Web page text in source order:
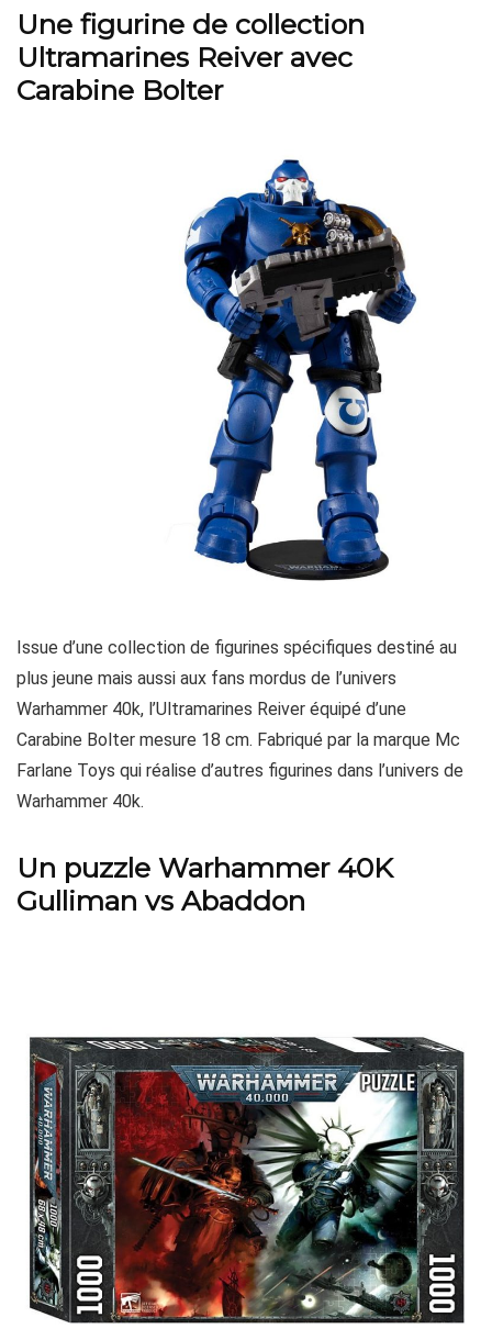
Une figurine de collection
Ultramarines Reiver avec
Carabine Bolter
Issue d’une collection de figurines spécifiques destiné au
plus jeune mais aussi aux fans mordus de l’univers
Warhammer 40k, l’Ultramarines Reiver équipé d’une
Carabine Bolter mesure 18 cm. Fabriqué par la marque Mc
Farlane Toys qui réalise d’autres figurines dans l’univers de
Warhammer 40k.
Un puzzle Warhammer 40K
Gulliman vs Abaddon